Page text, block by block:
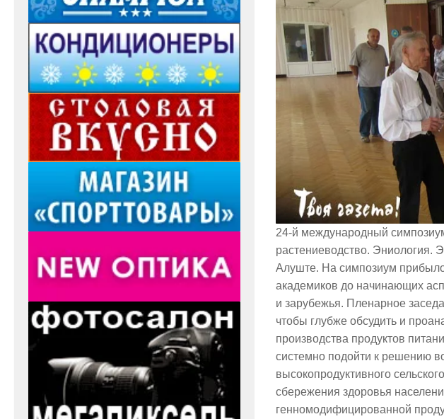
24-й международный
растениеводство. Эниология.
Алуште. На симпозиум
академиков до начинающих
и зарубежья. Пленарное
чтобы глубже обсудить и
производства продуктов
системно подойти к решению
высокопродуктивного
сбережения здоровья
генномодифицированной